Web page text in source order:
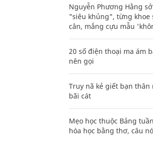
Nguyễn Phương Hằng
"siêu khủng", từng khoe
cân, mắng cựu mẫu
20 số điện thoại ma ám
nên gọi
Truy nã kẻ giết bạn
bãi cát
Mẹo học thuộc Bảng
hóa học bằng thơ, câu